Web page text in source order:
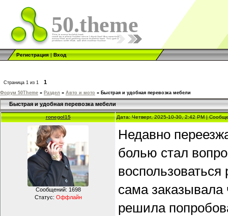
50.theme
Регистрация|Вход
Страница 1 из 1 1
Форум 50Theme » Раздел » Авто и мото » Быстрая и удобная перевозка мебели
Быстрая и удобная перевозка мебели
ronegol15 Дата: Четверг, 2025-10-30, 2:42 PM |
Сообщений: 1698
Статус: Оффлайн
Недавно
болью стал
сама заказывала
решила